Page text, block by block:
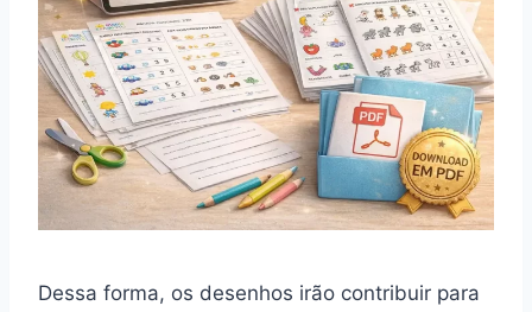
Dessa forma, os desenhos irão contribuir para